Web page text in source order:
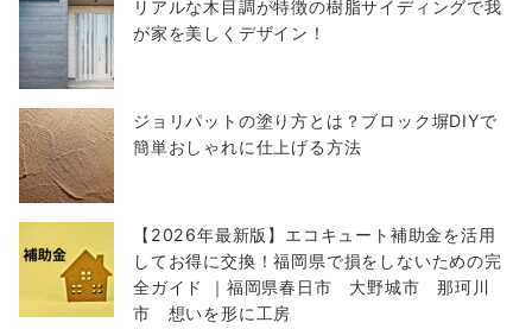
リアルな木目調が特徴の樹脂サイディングで我
が家を美しくデザイン！
ジョリパットの塗り方とは？ブロック塀DIYで
簡単おしゃれに仕上げる方法
【2026年最新版】エコキュート補助金を活用
してお得に交換！福岡県で損をしないための完
全ガイド ｜福岡県春日市 大野城市 那珂川
市 想いを形に工房